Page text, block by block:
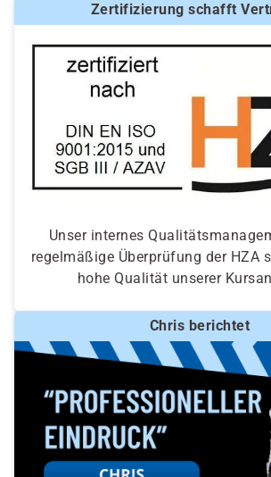
Zertifizierung schafft
Unser internes
regelmäßige Überprüfung der HZA
hohe Qualität unserer
Chris berichtet